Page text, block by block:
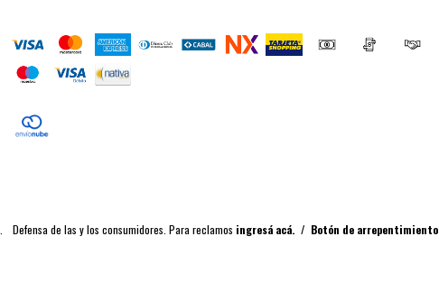
Defensa de las y los consumidores. Para reclamos ingresá acá. / Botón de arrepentimiento